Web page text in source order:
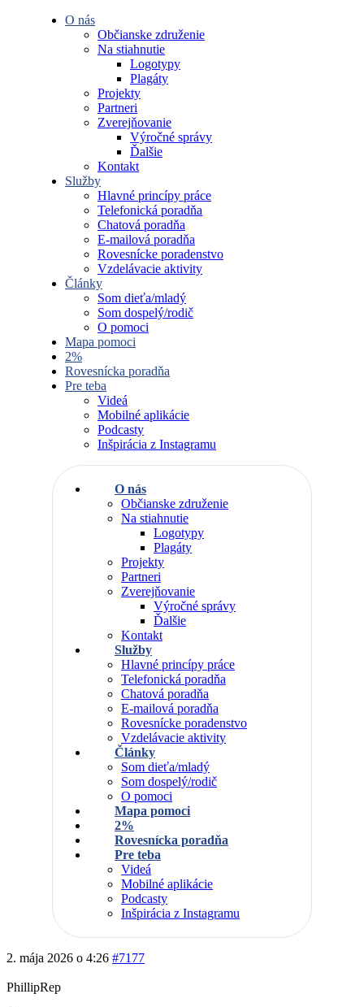
O nás
Občianske združenie
Na stiahnutie
Logotypy
Plagáty
Projekty
Partneri
Zverejňovanie
Výročné správy
Ďalšie
Kontakt
Služby
Hlavné princípy práce
Telefonická poradňa
Chatová poradňa
E-mailová poradňa
Rovesnícke poradenstvo
Vzdelávacie aktivity
Články
Som dieťa/mladý
Som dospelý/rodič
O pomoci
Mapa pomoci
2%
Rovesnícka poradňa
Pre teba
Videá
Mobilné aplikácie
Podcasty
Inšpirácia z Instagramu
O nás
Občianske združenie
Na stiahnutie
Logotypy
Plagáty
Projekty
Partneri
Zverejňovanie
Výročné správy
Ďalšie
Kontakt
Služby
Hlavné princípy práce
Telefonická poradňa
Chatová poradňa
E-mailová poradňa
Rovesnícke poradenstvo
Vzdelávacie aktivity
Články
Som dieťa/mladý
Som dospelý/rodič
O pomoci
Mapa pomoci
2%
Rovesnícka poradňa
Pre teba
Videá
Mobilné aplikácie
Podcasty
Inšpirácia z Instagramu
2. mája 2026 o 4:26 #7177
PhillipRep